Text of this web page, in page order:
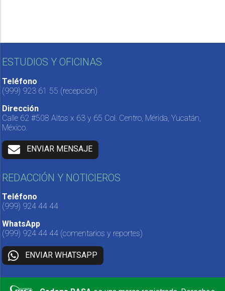
ESTUDIOS Y OFICINAS
Teléfono
(999) 923 61 55 (recepción)
Dirección
Calle 62 #508 Altos x 63 y 65 Col. Centro, Mérida, Yucatán,
México.
ENVIAR MENSAJE
REDACCIÓN Y NOTICIEROS
Teléfono
(999) 924 44 44
WhatsApp
(999) 924 44 44 (comentarios y reportes)
ENVIAR WHATSAPP